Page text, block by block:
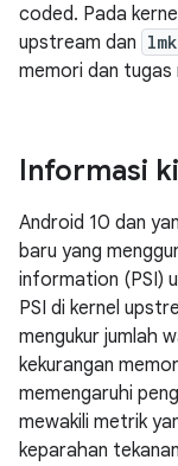
coded. Pada
upstream dan
memori dan
Informasi
Android 10 dan
baru yang
information (PSI)
PSI di kernel
mengukur jumlah
kekurangan
memengaruhi
mewakili metrik
keparahan